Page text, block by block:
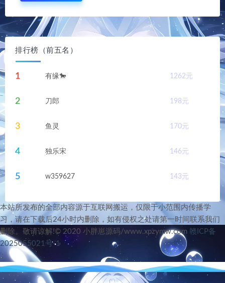
排行榜（前五名）
1 有缘🐎 1262元
2 刀郎 198元
3 鱼灵 170元
4 独乐宋 146元
5 w359627 143元
本站所发布的全部内容源于互联网搬运，仅限于小范围内传播学
习，请在下载后24小时内删除，如有侵权之处请第一时间联系我们
删除。敬请谅解!© 2020 小胖崽源码/www.xpzymw.com 赣ICP备
2025055021号-1
';